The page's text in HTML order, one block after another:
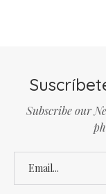
Subscribe our